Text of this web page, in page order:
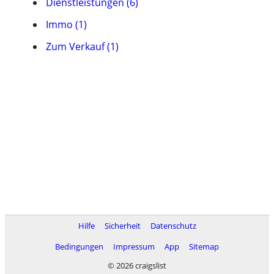
Immo (1)
Zum Verkauf (1)
Hilfe Sicherheit
Datenschutz
Bedingungen
Impressum App
Sitemap
© 2026 craigslist